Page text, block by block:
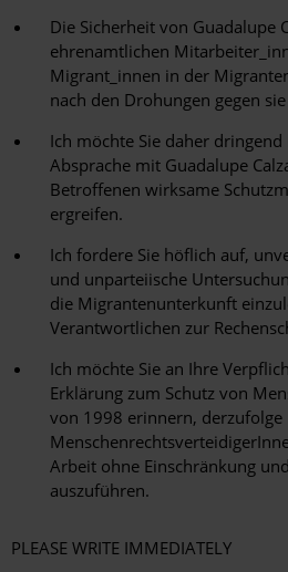
Die Sicherheit von Guadalupe
ehrenamtlichen
Migrant_innen in der
nach den Drohungen gegen
Ich möchte Sie daher
Absprache mit Guadalupe
Betroffenen wirksame
ergreifen.
Ich fordere Sie höflich auf,
und unparteiische
die Migrantenunterkunft
Verantwortlichen zur
Ich möchte Sie an Ihre
Erklärung zum Schutz von
von 1998 erinnern, derzufolge
Arbeit ohne Einschränkung
auszuführen.
PLEASE WRITE IMMEDIATELY